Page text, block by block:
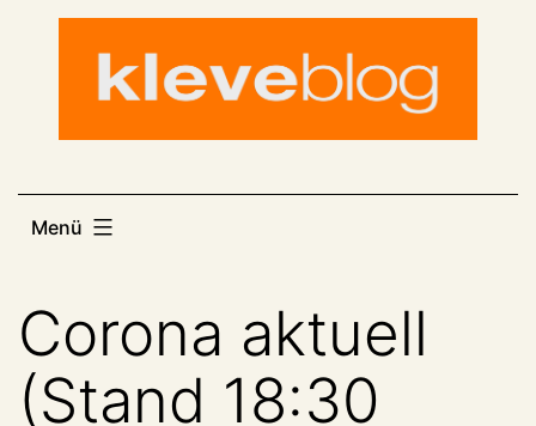
Menü
Corona aktuell
(Stand 18:30